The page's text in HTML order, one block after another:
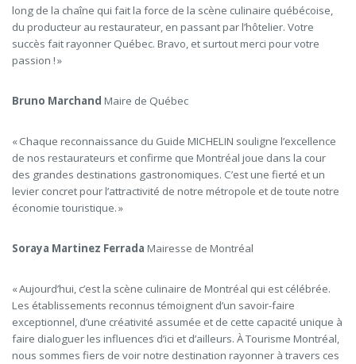
long de la chaîne qui fait la force de la scène culinaire québécoise,
du producteur au restaurateur, en passant par l’hôtelier. Votre
succès fait rayonner Québec. Bravo, et surtout merci pour votre
passion ! »
Bruno Marchand Maire de Québec
« Chaque reconnaissance du Guide MICHELIN souligne l’excellence
de nos restaurateurs et confirme que Montréal joue dans la cour
des grandes destinations gastronomiques. C’est une fierté et un
levier concret pour l’attractivité de notre métropole et de toute notre
économie touristique. »
Soraya Martinez Ferrada Mairesse de Montréal
« Aujourd’hui, c’est la scène culinaire de Montréal qui est célébrée.
Les établissements reconnus témoignent d’un savoir-faire
exceptionnel, d’une créativité assumée et de cette capacité unique à
faire dialoguer les influences d’ici et d’ailleurs. À Tourisme Montréal,
nous sommes fiers de voir notre destination rayonner à travers ces